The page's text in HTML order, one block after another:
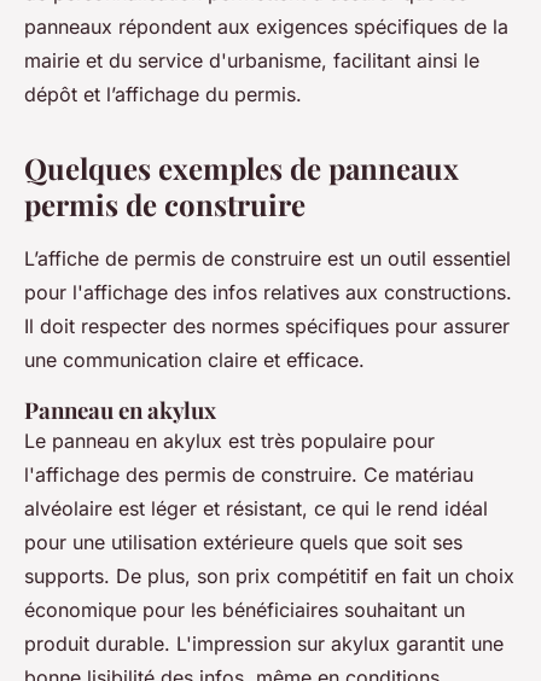
panneaux répondent aux exigences spécifiques de la
mairie et du service d'urbanisme, facilitant ainsi le
dépôt et l’affichage du permis.
Quelques exemples de panneaux
permis de construire
L’affiche de permis de construire est un outil essentiel
pour l'affichage des infos relatives aux constructions.
Il doit respecter des normes spécifiques pour assurer
une communication claire et efficace.
Panneau en akylux
Le panneau en akylux est très populaire pour
l'affichage des permis de construire. Ce matériau
alvéolaire est léger et résistant, ce qui le rend idéal
pour une utilisation extérieure quels que soit ses
supports. De plus, son prix compétitif en fait un choix
économique pour les bénéficiaires souhaitant un
produit durable. L'impression sur akylux garantit une